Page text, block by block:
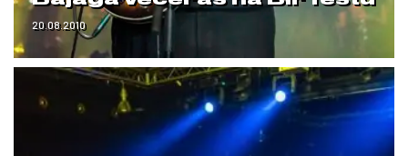
20.08.2010